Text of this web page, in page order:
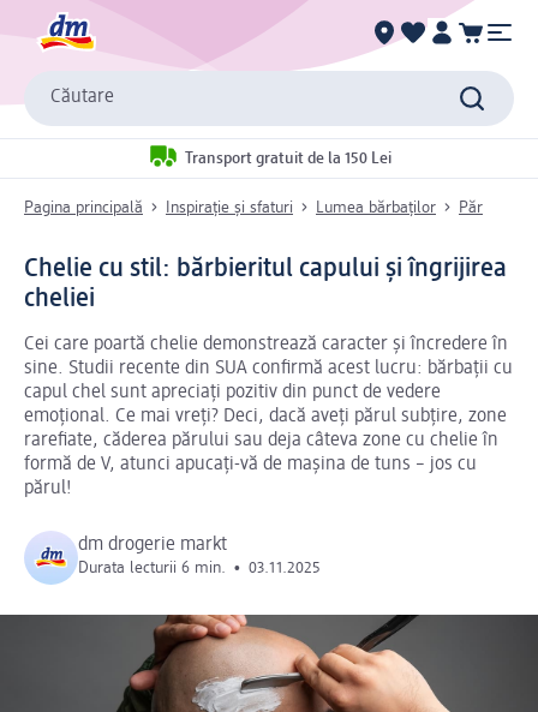
Căutare
Transport gratuit de la 150 Lei
Pagina principală Inspirație și sfaturi Lumea bărbaților Păr
Chelie cu stil: bărbieritul capului și îngrijirea
cheliei
Cei care poartă chelie demonstrează caracter și încredere în
sine. Studii recente din SUA confirmă acest lucru: bărbații cu
capul chel sunt apreciați pozitiv din punct de vedere
emoțional. Ce mai vreți? Deci, dacă aveți părul subțire, zone
rarefiate, căderea părului sau deja câteva zone cu chelie în
formă de V, atunci apucați-vă de mașina de tuns – jos cu
părul!
dm drogerie markt
Durata lecturii 6 min. • 03.11.2025